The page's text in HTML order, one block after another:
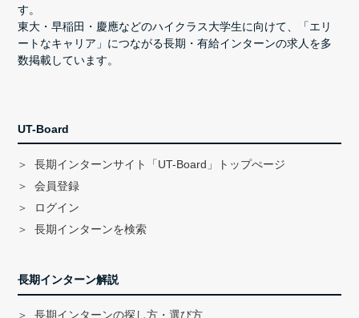
す。
東大・早稲田・慶應などのハイクラス大学生に向けて、「エリ
ートなキャリア」につながる長期・有給インターンの求人を多
数掲載しています。
UT-Board
長期インターンサイト「UT-Board」トップぺージ
会員登録
ログイン
長期インターンを検索
長期インターン解説
長期インターンの探し方・選び方